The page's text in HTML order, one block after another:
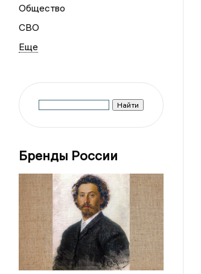
Общество
СВО
Бренды России